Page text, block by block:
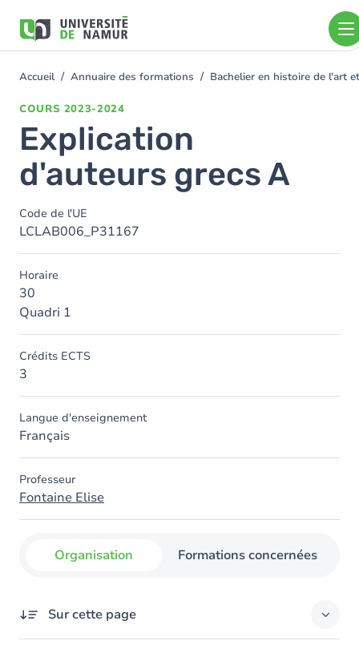
contenu
You
Accueil Annuaire des formations Bachelier en histoire de l'art
COURS 2023-2024
Explication
d'auteurs grecs A
Code de l'UE
LCLAB006_P31167
Horaire
30
Quadri 1
Crédits ECTS
3
Langue d'enseignement
Français
Professeur
Fontaine Elise
Organisation Formations concernées
Sur cette page